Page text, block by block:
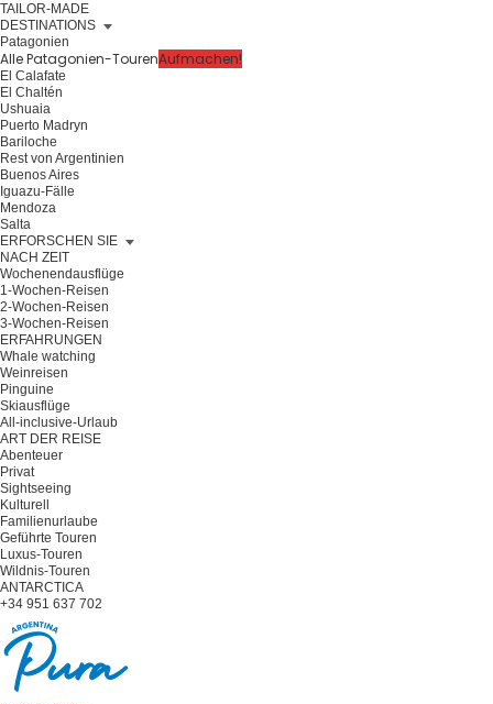
TAILOR-MADE
DESTINATIONS
Patagonien
Alle Patagonien-TourenAufmachen!
El Calafate
El Chaltén
Ushuaia
Puerto Madryn
Bariloche
Rest von Argentinien
Buenos Aires
Iguazu-Fälle
Mendoza
Salta
ERFORSCHEN SIE
NACH ZEIT
Wochenendausflüge
1-Wochen-Reisen
2-Wochen-Reisen
3-Wochen-Reisen
ERFAHRUNGEN
Whale watching
Weinreisen
Pinguine
Skiausflüge
All-inclusive-Urlaub
ART DER REISE
Abenteuer
Privat
Sightseeing
Kulturell
Familienurlaube
Geführte Touren
Luxus-Touren
Wildnis-Touren
ANTARCTICA
+34 951 637 702